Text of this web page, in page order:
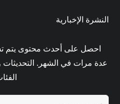
النشرة الإخبارية
احصل على أحدث محتوى يتم
عدة مرات في الشهر.